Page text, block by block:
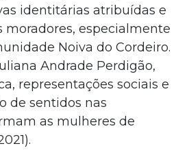
identitárias atribuídas e
moradores, especialmente
Noiva do Cordeiro.
Andrade Perdigão,
representações sociais e
de sentidos nas
as mulheres de